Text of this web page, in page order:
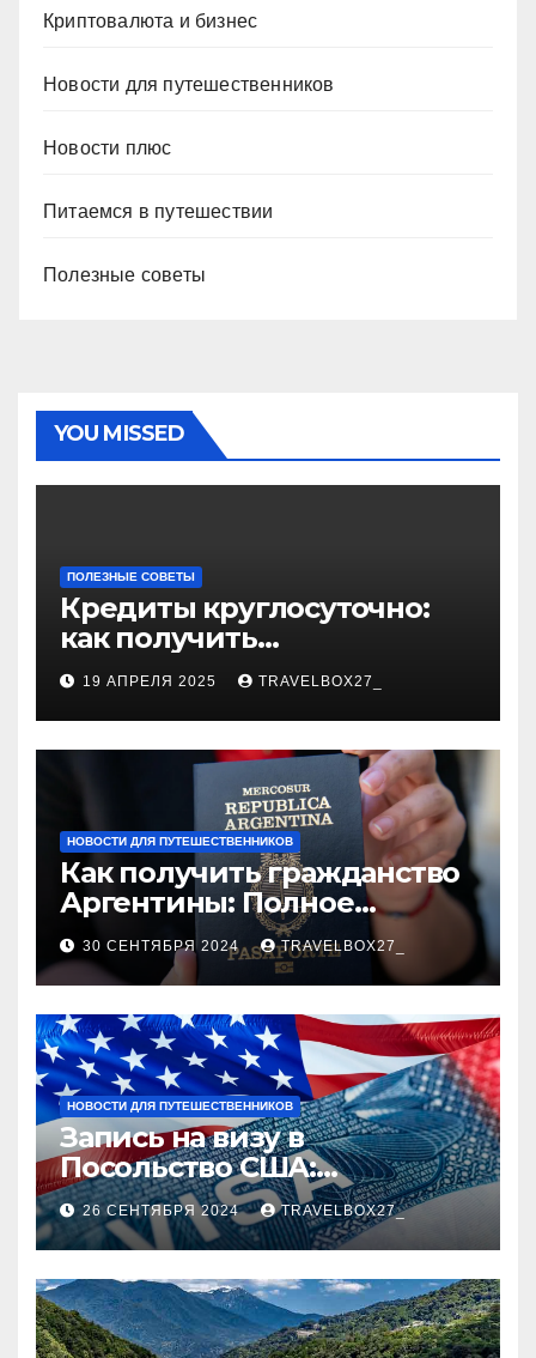
Криптовалюта и бизнес
Новости для путешественников
Новости плюс
Питаемся в путешествии
Полезные советы
YOU MISSED
ПОЛЕЗНЫЕ СОВЕТЫ
Кредиты круглосуточно:
как получить
финансирование в любое
время
19 АПРЕЛЯ 2025 TRAVELBOX27_
НОВОСТИ ДЛЯ ПУТЕШЕСТВЕННИКОВ
Как получить гражданство
Аргентины: Полное
руководство
30 СЕНТЯБРЯ 2024 TRAVELBOX27_
НОВОСТИ ДЛЯ ПУТЕШЕСТВЕННИКОВ
Запись на визу в
Посольство США:
Пошаговое руководство
26 СЕНТЯБРЯ 2024 TRAVELBOX27_